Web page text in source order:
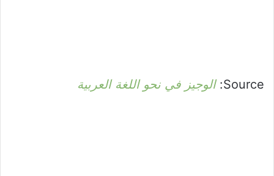
Source: الوجيز في نحو اللغة العربية